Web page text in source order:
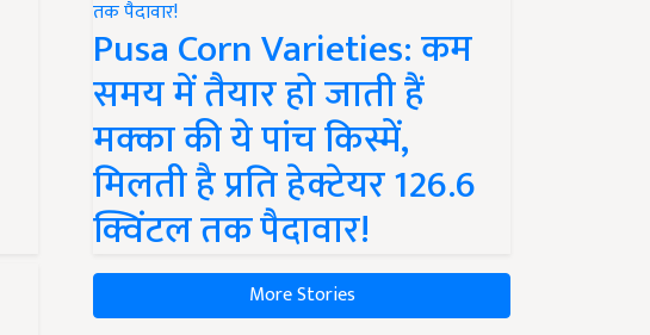
Pusa Corn Varieties: कम
समय में तैयार हो जाती हैं
मक्का की ये पांच किस्में,
मिलती है प्रति हेक्टेयर 126.6
क्विंटल तक पैदावार!
More Stories